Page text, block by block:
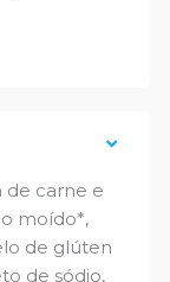
de carne e
moído*,
de glúten
de sódio,